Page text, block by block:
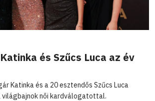
és Szűcs Luca az év
Katinka és a 20 esztendős Szűcs Luca
női kardválogatottal.